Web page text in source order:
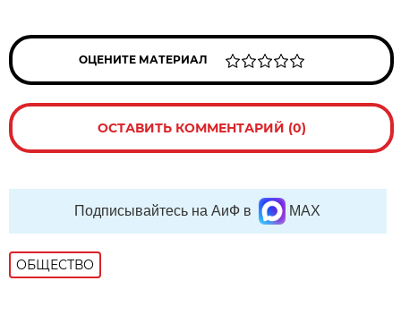
ОЦЕНИТЕ МАТЕРИАЛ
ОСТАВИТЬ КОММЕНТАРИЙ (0)
Подписывайтесь на АиФ в MAX
ОБЩЕСТВО